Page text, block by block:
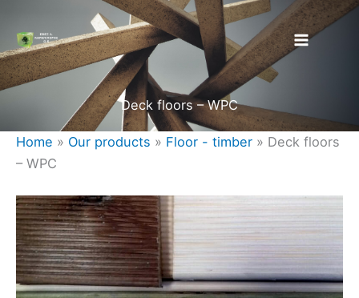
content
Deck floors – WPC
Home » Our products » Floor - timber » Deck floors
– WPC